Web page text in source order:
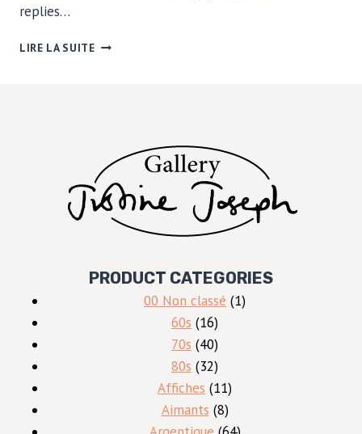
replies…
LIRE LA SUITEPUBLICITÉ
NIKE
PRODUCT CATEGORIES
00 Non classé 11
60s 1616
produits
70s 4040
produits
80s 3232
produits
Affiches 1111
produits
Aimants 88